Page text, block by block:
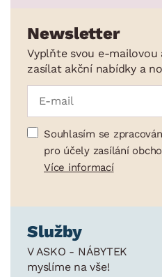
Newsletter
Vyplňte svou e-mailovou
zasílat akční nabídky a
Souhlasím se
pro účely zasílání
Více informací
Služby
V ASKO - NÁBYTEK
myslíme na vše!